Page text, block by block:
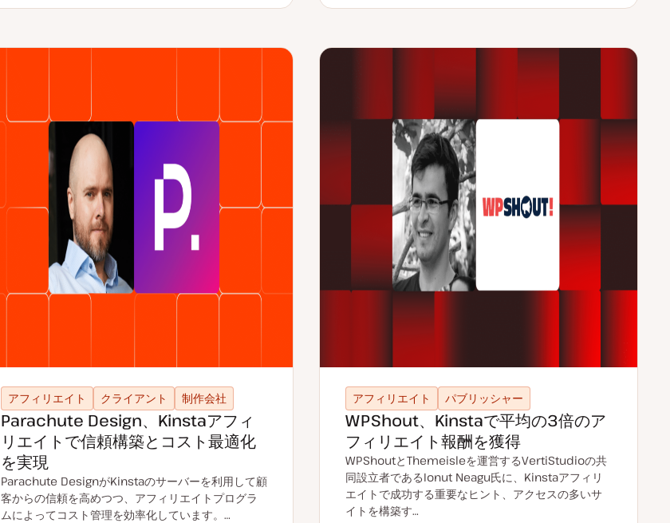
アフィリエイト クライアント 制作会社
Parachute Design、Kinstaアフィ
リエイトで信頼構築とコスト最適化
を実現
Parachute DesignがKinstaのサーバーを利用して顧
客からの信頼を高めつつ、アフィリエイトプログラ
ムによってコスト管理を効率化しています。…
アフィリエイト パブリッシャー
WPShout、Kinstaで平均の3倍のア
フィリエイト報酬を獲得
WPShoutとThemeisleを運営するVertiStudioの共
同設立者であるIonut Neagu氏に、Kinstaアフィリ
エイトで成功する重要なヒント、アクセスの多いサ
イトを構築す…